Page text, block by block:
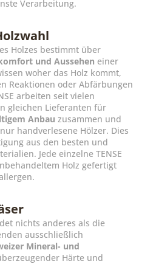
Verarbeitung.
Holzes bestimmt über
und Aussehen einer
woher das Holz kommt,
Reaktionen oder Abfärbungen
arbeiten seit vielen
gleichen Lieferanten für
Anbau zusammen und
handverlesene Hölzer. Dies
aus den besten und
Jede einzelne TENSE
Holz gefertigt
nichts anderes als die
ausschließlich
Mineral- und
Härte und